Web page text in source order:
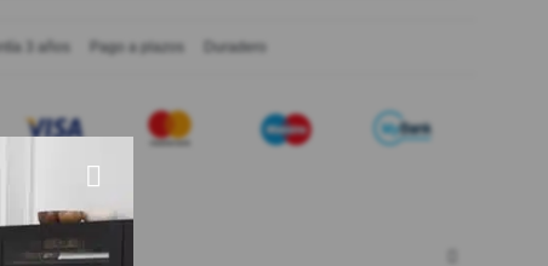
3 años Pago a plazos Duradero